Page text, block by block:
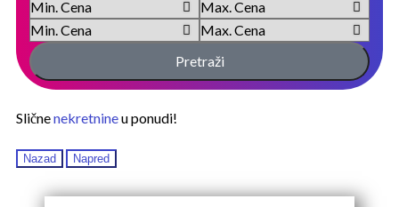
Pretraži
Sličnenekretnineu ponudi!
Nazad Napred